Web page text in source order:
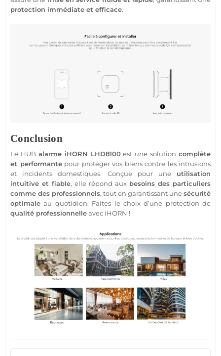
protection immédiate et efficace.
Conclusion
Le HUB alarme iHORN LHD8100est une solution complète
et performantepour protégervos biens contre les intrusions
et incidents domestiques. Conçue pour une utilisation
intuitive et fiable, elle répond aux besoins des particuliers
comme des professionnels, tout en garantissant unesécurité
optimale au quotidien. Faites le choix d’une protection de
qualité professionnelleavec iHORN !